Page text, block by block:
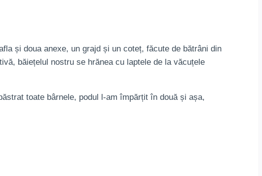
și doua anexe, un grajd și un coteț, făcute de bătrâni din
băiețelul nostru se hrănea cu laptele de la văcuțele
toate bârnele, podul l-am împărțit în două și așa,